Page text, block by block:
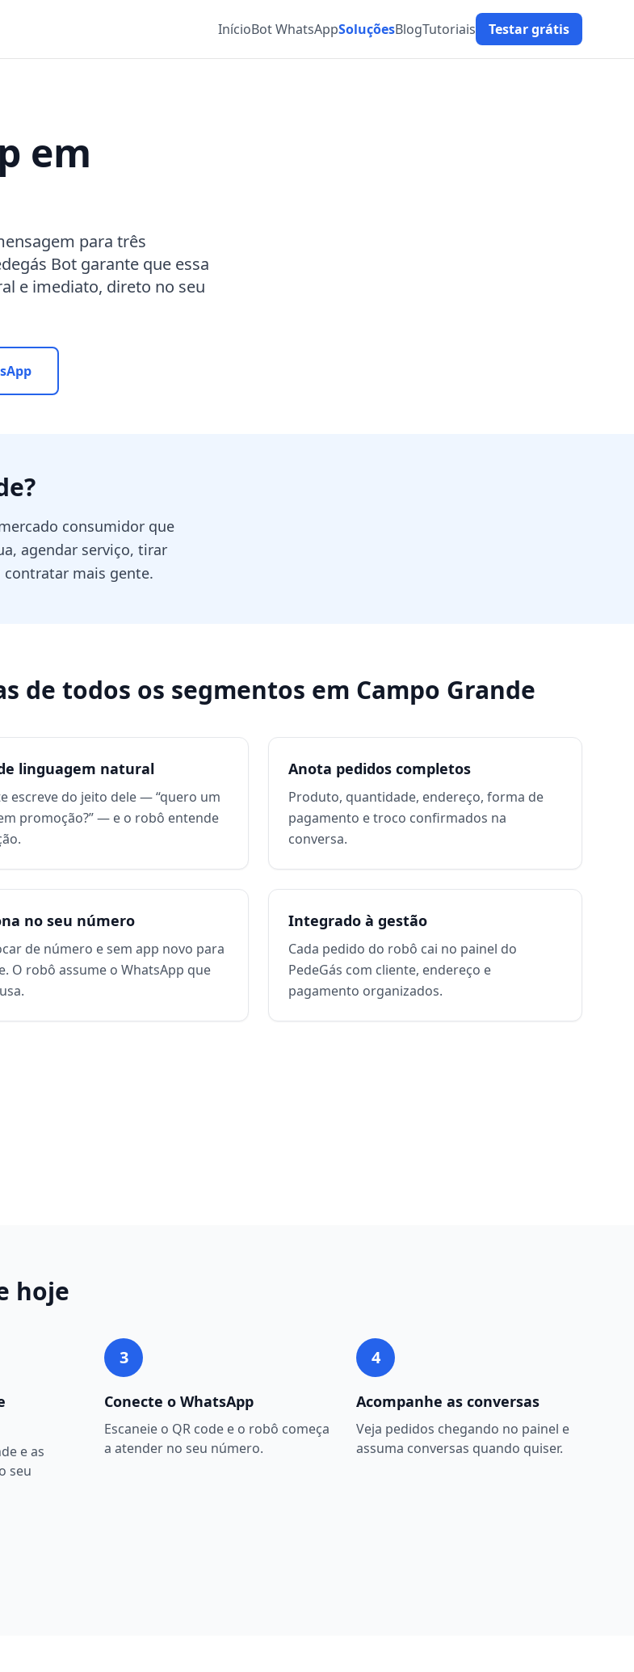
InícioBot WhatsAppSoluçõesBlogTutoriais Testar grátis
em
para três
Bot garante que essa
e imediato, direto no seu
?
consumidor que
agendar serviço, tirar
contratar mais gente.
de todos os segmentos em Campo Grande
linguagem natural
escreve do jeito dele — “quero um
promoção?” — e o robô entende
Anota pedidos completos
Produto, quantidade, endereço, forma de
pagamento e troco confirmados na
conversa.
no seu número
de número e sem app novo para
O robô assume o WhatsApp que
Integrado à gestão
Cada pedido do robô cai no painel do
PedeGás com cliente, endereço e
pagamento organizados.
hoje
e as
seu
3
Conecte o WhatsApp
Escaneie o QR code e o robô começa
a atender no seu número.
4
Acompanhe as conversas
Veja pedidos chegando no painel e
assuma conversas quando quiser.